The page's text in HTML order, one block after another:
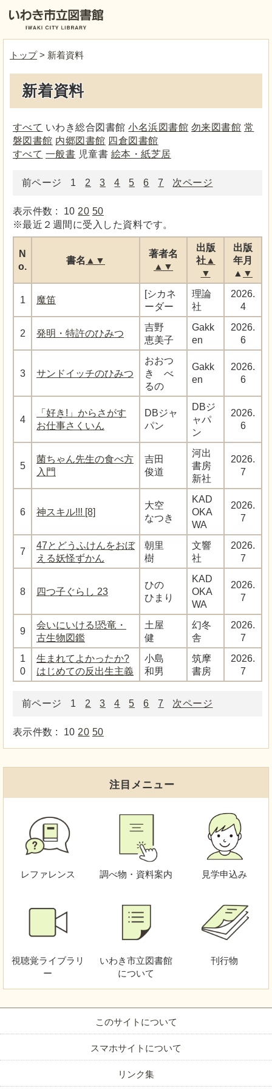
トップ> 新着資料
新着資料
すべて いわき総合図書館 小名浜図書館 勿来図書館 常
磐図書館 内郷図書館 四倉図書館
すべて 一般書 児童書 絵本・紙芝居
前ページ 1 2 3 4 5 6 7 次ページ
表示件数 : 10 20 50
※最近２週間に受入した資料です。
N
o.
書名 ▲ ▼
著者名
▲ ▼
出版
社▲
▼
出版
年月
▲ ▼
1 魔笛
[シカネ
ーダー
理論
社
2026.
4
2 発明・特許のひみつ
吉野
恵美子
Gakk
en
2026.
6
3 サンドイッチのひみつ
おおつ
き べ
るの
Gakk
en
2026.
6
4
「好き!」からさがす
お仕事さくいん
DBジャ
パン
DBジ
ャパ
ン
2026.
6
5
菌ちゃん先生の食べ方
入門
吉田
俊道
河出
書房
新社
2026.
7
6 神スキル!!! [8]
大空
なつき
KAD
OKA
WA
2026.
7
7
47とどうふけんをおぼ
える妖怪ずかん
朝里
樹
文響
社
2026.
7
8 四つ子ぐらし 23
ひの
ひまり
KAD
OKA
WA
2026.
7
9
会いにいける!恐竜・
古生物図鑑
土屋
健
幻冬
舎
2026.
7
1
0
生まれてよかったか?
はじめての反出生主義
小島
和男
筑摩
書房
2026.
7
前ページ 1 2 3 4 5 6 7 次ページ
表示件数 : 10 20 50
注目メニュー
レファレンス 調べ物・資料案内 見学申込み
視聴覚ライブラリ
ー
いわき市立図書館
について
刊行物
このサイトについて
スマホサイトについて
リンク集